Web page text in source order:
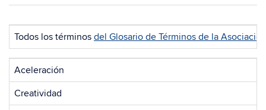
Todos los términos del Glosario de Términos de la
Aceleración
Creatividad